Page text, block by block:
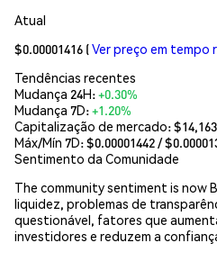
Atual
$0.00001416 (Ver preço em tempo
Tendências recentes
Mudança 24H:+0.30%
Mudança 7D:+1.20%
Capitalização de mercado:
Máx/Mín 7D: $0.00001442/ $
Sentimento da Comunidade
The community sentiment is now
liquidez, problemas de
questionável, fatores que
investidores e reduzem a